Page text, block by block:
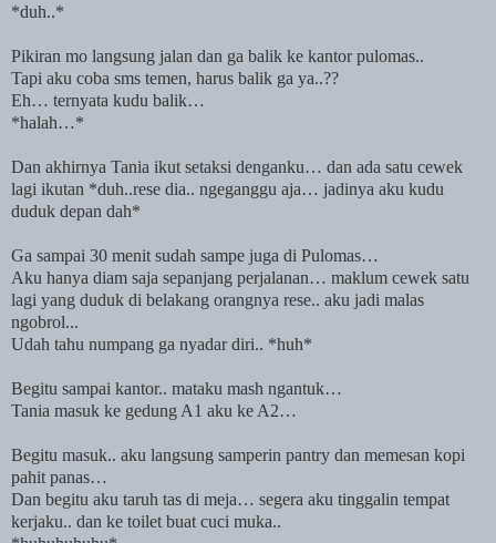
*duh..*
Pikiran mo langsung jalan dan ga balik ke kantor pulomas..
Tapi aku coba sms temen, harus balik ga ya..??
Eh… ternyata kudu balik…
*halah…*
Dan akhirnya Tania ikut setaksi denganku… dan ada satu cewek
lagi ikutan *duh..rese dia.. ngeganggu aja… jadinya aku kudu
duduk depan dah*
Ga sampai 30 menit sudah sampe juga di Pulomas…
Aku hanya diam saja sepanjang perjalanan… maklum cewek satu
lagi yang duduk di belakang orangnya rese.. aku jadi malas
ngobrol...
Udah tahu numpang ga nyadar diri.. *huh*
Begitu sampai kantor.. mataku mash ngantuk…
Tania masuk ke gedung A1 aku ke A2…
Begitu masuk.. aku langsung samperin pantry dan memesan kopi
pahit panas…
Dan begitu aku taruh tas di meja… segera aku tinggalin tempat
kerjaku.. dan ke toilet buat cuci muka..